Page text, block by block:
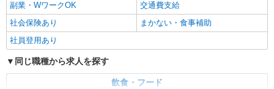
時給1,033円以上 試用期間中 時給1,033円以上
(試用期間2ヶ月) 残業が発生した場合、残業代を1
分単位で別途支給します。
聖カタリナ大学 （愛媛県松山市北条660）
キープ
副業・WワークOK
交通費支給
社会保険あり
まかない・食事補助
社員登用あり
同じ職種から求人を探す
飲食・フード